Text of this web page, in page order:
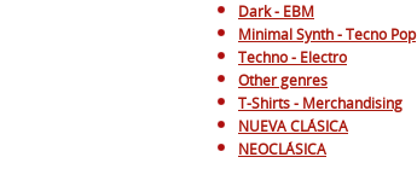
Dark - EBM
Minimal Synth - Tecno Pop
Techno - Electro
Other genres
T-Shirts - Merchandising
NUEVA CLÁSICA
NEOCLÁSICA